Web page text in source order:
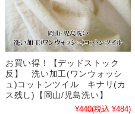
お買い得！【デッドストック
反】 洗い加工(ワンウォッシ
ュ)コットンツイル キナリ(カ
ス残し)【岡山/児島洗い】
¥440(税込 ¥484)